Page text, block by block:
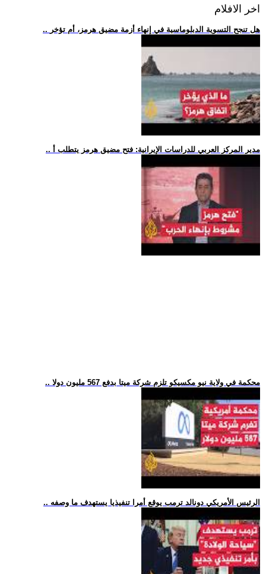
اخر الافلام
.. هل تنجح التسوية الدبلوماسية في إنهاء أزمة مضيق هرمز، أم تؤخر
.. مدير المركز العربي للدراسات الإيرانية: فتح مضيق هرمز يتطلب أ
.. محكمة في ولاية نيو مكسيكو تلزم شركة ميتا بدفع 567 مليون دولا
.. الرئيس الأمريكي دونالد ترمب يوقع أمرا تنفيذيا يستهدف ما وصفه